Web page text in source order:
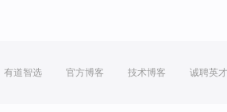
有道智选 官方博客 技术博客 诚聘英才